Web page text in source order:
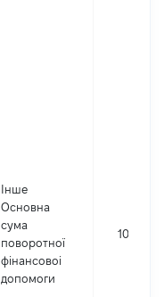
Інше
Основна
сума
поворотної
фінансовоі
допомоги
100000